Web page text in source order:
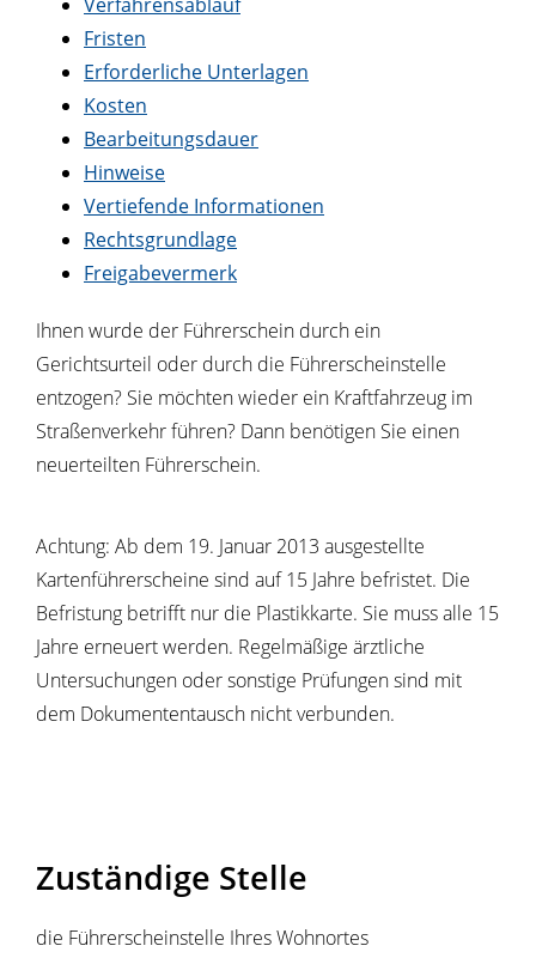
Fristen
Erforderliche Unterlagen
Kosten
Bearbeitungsdauer
Hinweise
Vertiefende Informationen
Rechtsgrundlage
Freigabevermerk
Ihnen wurde der Führerschein durch ein
Gerichtsurteil oder durch die Führerscheinstelle
entzogen? Sie möchten wieder ein Kraftfahrzeug im
Straßenverkehr führen? Dann benötigen Sie einen
neuerteilten Führerschein.
Achtung: Ab dem 19. Januar 2013 ausgestellte
Kartenführerscheine sind auf 15 Jahre befristet. Die
Befristung betrifft nur die Plastikkarte. Sie muss alle 15
Jahre erneuert werden. Regelmäßige ärztliche
Untersuchungen oder sonstige Prüfungen sind mit
dem Dokumententausch nicht verbunden.
Zuständige Stelle
die Führerscheinstelle Ihres Wohnortes